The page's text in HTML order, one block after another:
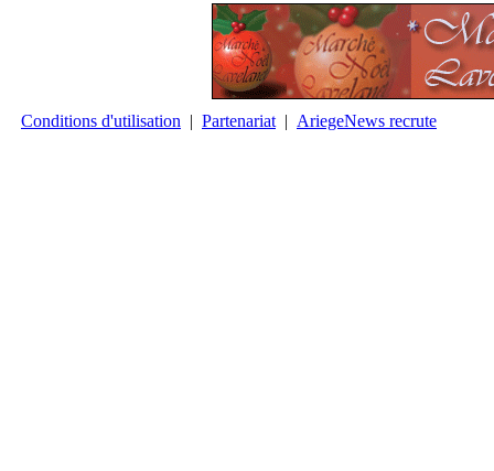
Conditions d'utilisation | Partenariat | AriegeNews recrute